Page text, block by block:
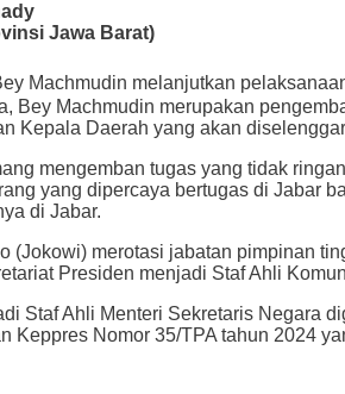
Jawa Barat)
Machmudin melanjutkan
Bey Machmudin merupakan
Kepala Daerah yang akan
mengemban tugas yang tidak
yang dipercaya bertugas di Jabar
di Jabar.
(Jokowi) merotasi jabatan pimpinan
Presiden menjadi Staf Ahli
Staf Ahli Menteri Sekretaris Negara
Keppres Nomor 35/TPA tahun 2024